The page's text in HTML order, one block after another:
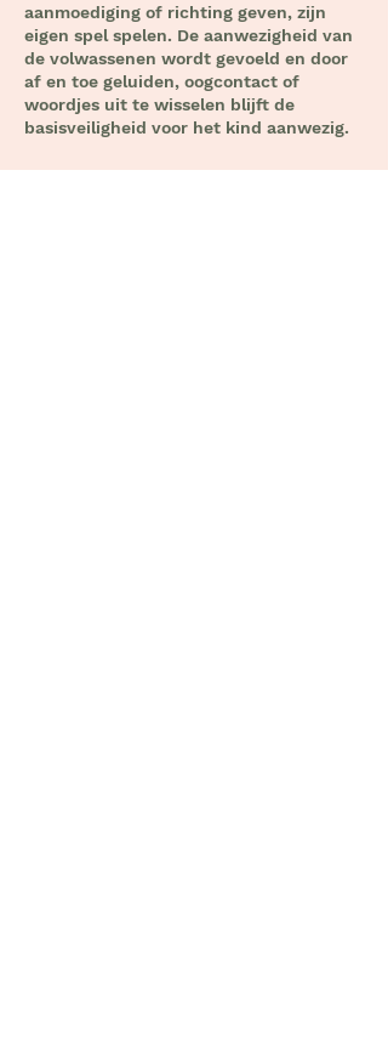
aanmoediging of richting geven, zijn
eigen spel spelen. De aanwezigheid van
de volwassenen wordt gevoeld en door
af en toe geluiden, oogcontact of
woordjes uit te wisselen blijft de
basisveiligheid voor het kind aanwezig.